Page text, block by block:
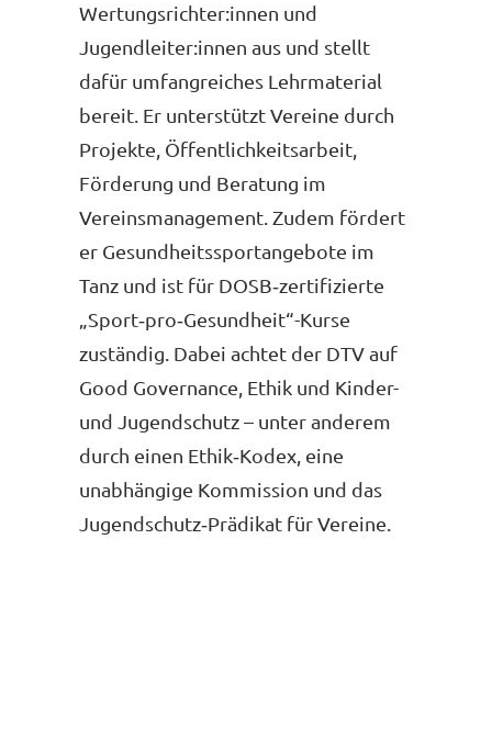
Wertungsrichter:innen und
Jugendleiter:innen aus und stellt
dafür umfangreiches Lehrmaterial
bereit. Er unterstützt Vereine durch
Projekte, Öffentlichkeitsarbeit,
Förderung und Beratung im
Vereinsmanagement. Zudem fördert
er Gesundheitssportangebote im
Tanz und ist für DOSB‑zertifizierte
„Sport‑pro‑Gesundheit“-Kurse
zuständig. Dabei achtet der DTV auf
Good Governance, Ethik und Kinder-
und Jugendschutz – unter anderem
durch einen Ethik‑Kodex, eine
unabhängige Kommission und das
Jugendschutz‑Prädikat für Vereine.